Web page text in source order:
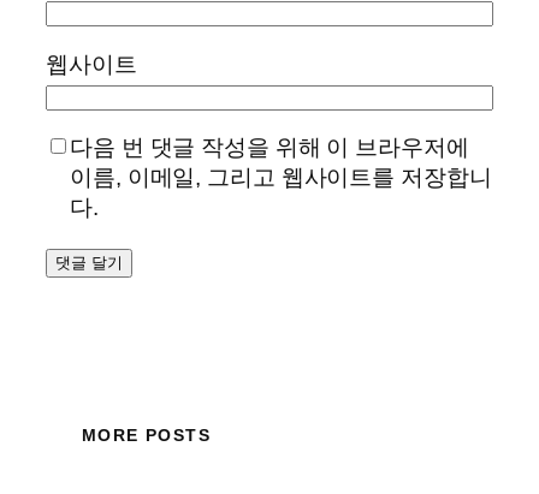
웹사이트
다음 번 댓글 작성을 위해 이 브라우저에
이름, 이메일, 그리고 웹사이트를 저장합니
다.
MORE POSTS